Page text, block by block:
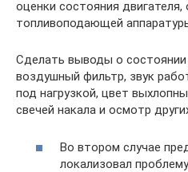
оценки состояния
топливоподающей
Сделать выводы о
воздушный фильтр, звук
под нагрузкой, цвет
свечей накала и осмотр
Во втором случае
локализовал